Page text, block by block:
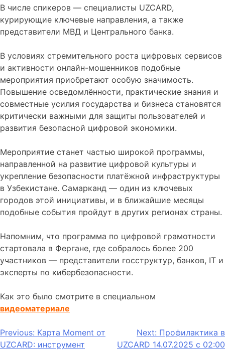
В числе спикеров — специалисты UZCARD,
курирующие ключевые направления, а также
представители МВД и Центрального банка.
В условиях стремительного роста цифровых сервисов
и активности онлайн-мошенников подобные
мероприятия приобретают особую значимость.
Повышение осведомлённости, практические знания и
совместные усилия государства и бизнеса становятся
критически важными для защиты пользователей и
развития безопасной цифровой экономики.
Мероприятие станет частью широкой программы,
направленной на развитие цифровой культуры и
укрепление безопасности платёжной инфраструктуры
в Узбекистане. Самарканд — один из ключевых
городов этой инициативы, и в ближайшие месяцы
подобные события пройдут в других регионах страны.
Напомним, что программа по цифровой грамотности
стартовала в Фергане, где собралось более 200
участников — представители госструктур, банков, IT и
эксперты по кибербезопасности.
Как это было смотрите в специальном
видеоматериале
Навигация
Previous: Карта Moment от
UZCARD: инструмент
Next: Профилактика в
UZCARD 14.07.2025 с 02:00